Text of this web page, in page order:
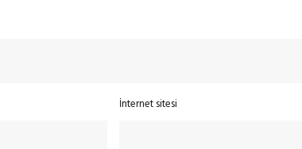
İnternet sitesi